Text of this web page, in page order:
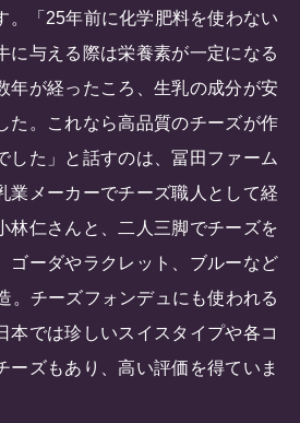
。「25年前に化学肥料を使わない
に与える際は栄養素が一定になる
年が経ったころ、生乳の成分が安
た。これなら高品質のチーズが作
した」と話すのは、冨田ファーム
業メーカーでチーズ職人として経
林仁さんと、二人三脚でチーズを
ゴーダやラクレット、ブルーなど
。チーズフォンデュにも使われる
本では珍しいスイスタイプや各コ
ーズもあり、高い評価を得ていま